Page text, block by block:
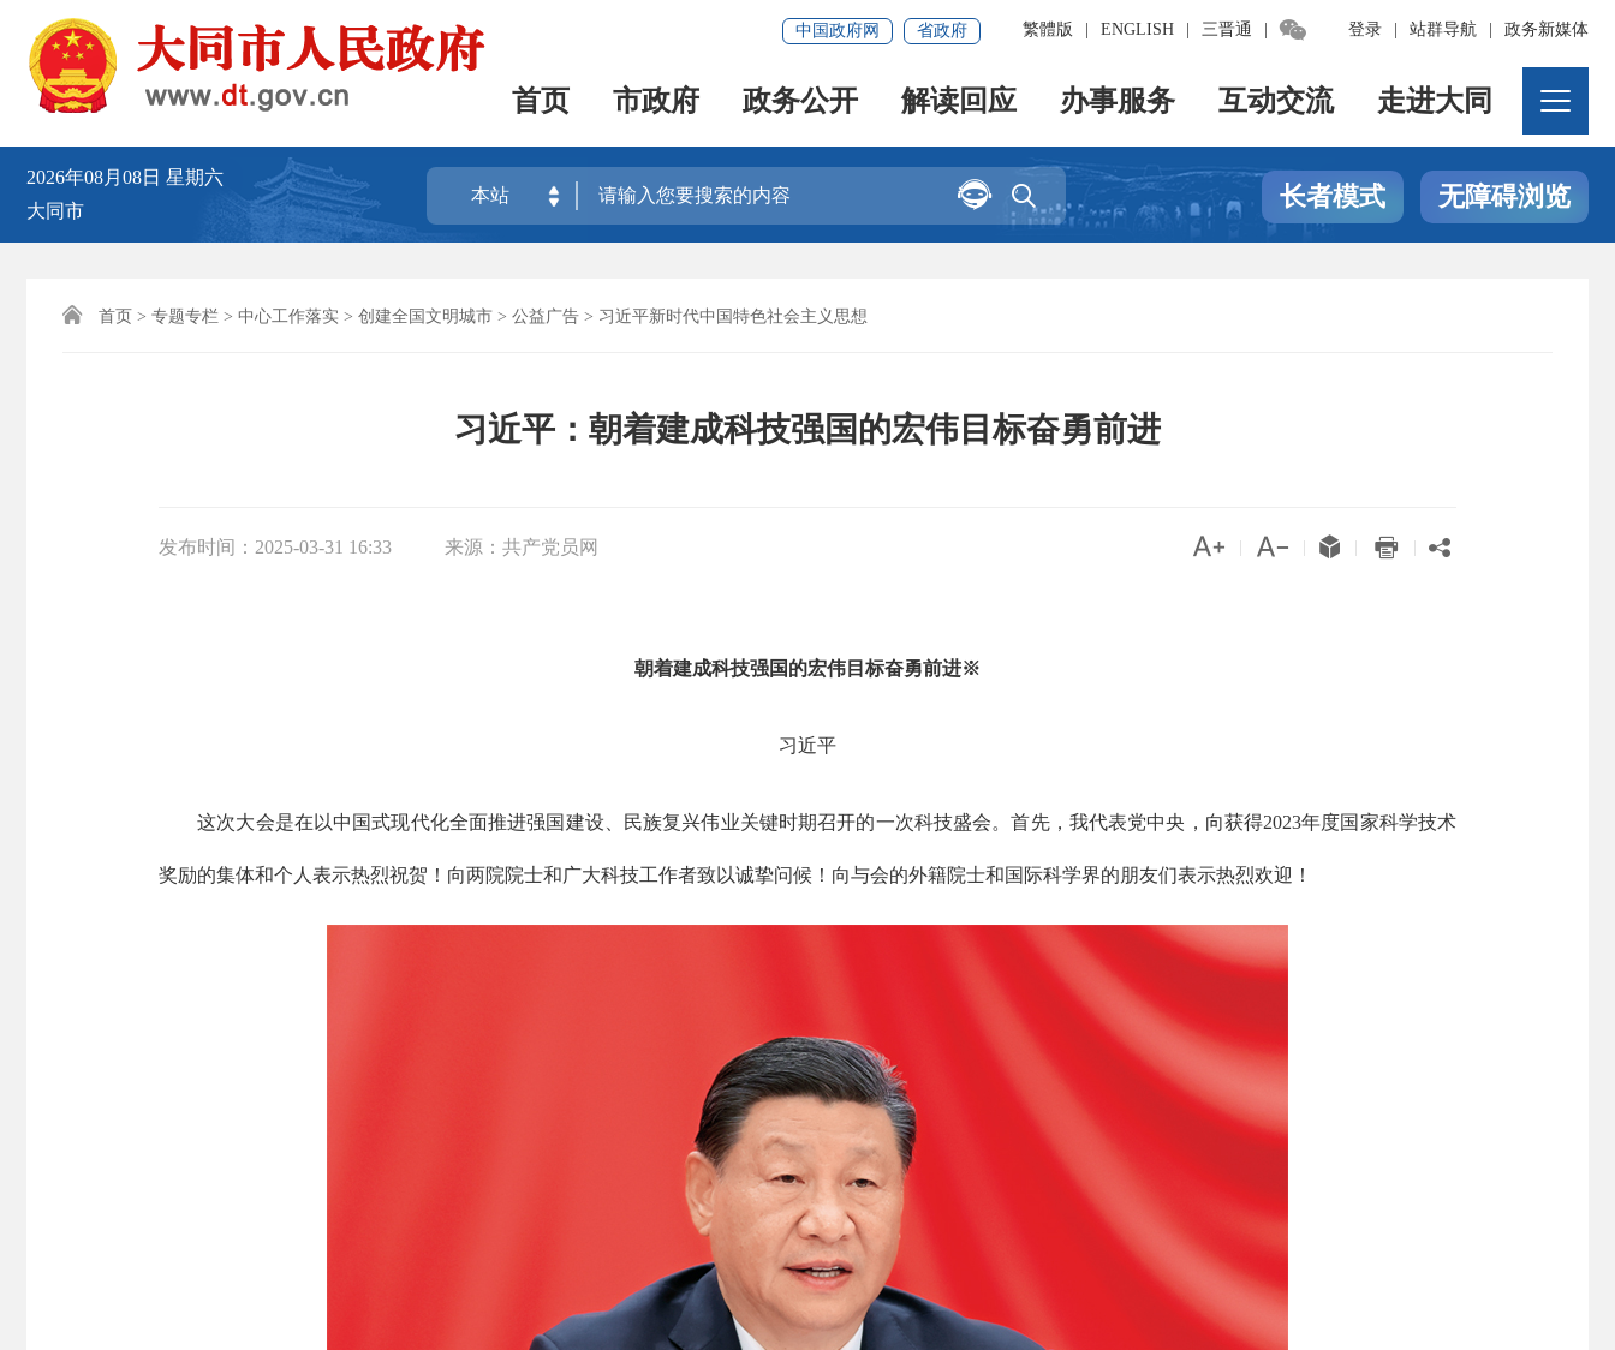
登录 站群导航 政务新媒体
繁體版 ENGLISH 三晋通 
中国政府网 省政府
首页 市政府 政务公开 解读回应 办事服务 互动交流 走进大同
2026年08月08日 星期六
大同市
本站 
 长者模式 无障碍浏览
 首页 > 专题专栏 > 中心工作落实 > 创建全国文明城市 > 公益广告 > 习近平新时代中国特色社会主义思想
习近平：朝着建成科技强国的宏伟目标奋勇前进
发布时间： 2025-03-31 16:33 来源： 共产党员网     
朝着建成科技强国的宏伟目标奋勇前进※
习近平
这次大会是在以中国式现代化全面推进强国建设、民族复兴伟业关键时期召开的一次科技盛会。首先，我代表党中央，向获得2023年度国家科学技术
奖励的集体和个人表示热烈祝贺！向两院院士和广大科技工作者致以诚挚问候！向与会的外籍院士和国际科学界的朋友们表示热烈欢迎！